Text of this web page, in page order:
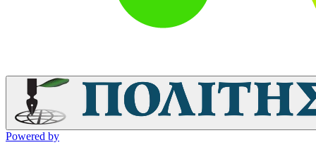
Powered by